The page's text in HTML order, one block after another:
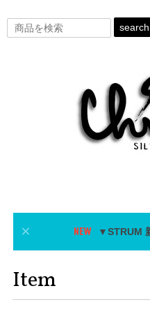
search
▼STRUM
Item